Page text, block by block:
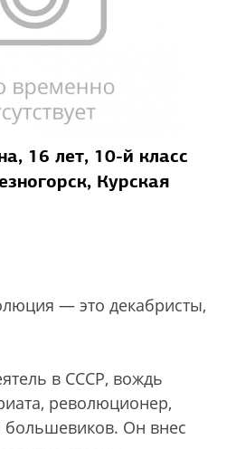
16 лет, 10-й класс
Курская
— это декабристы,
в СССР, вождь
революционер,
большевиков. Он внес